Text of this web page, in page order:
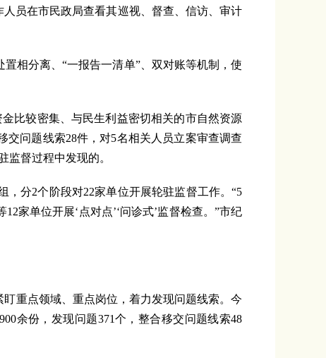
员在市民政局查看其巡视、督查、信访、审计
相分离、“一报告一清单”、双对账等机制，使
比较密集、与民生利益密切相关的市自然资源
交问题线索28件，对5名相关人员立案审查调查
督过程中发现的。
分2个阶段对22家单位开展轮驻监督工作。“5
家单位开展‘点对点’‘问诊式’监督检查。”市纪
重点领域、重点岗位，着力发现问题线索。今
余份，发现问题371个，整合移交问题线索48